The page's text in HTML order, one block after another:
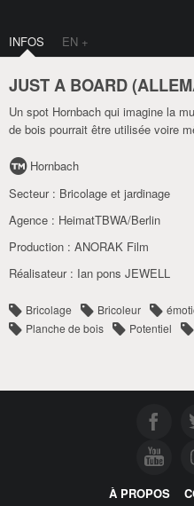
INFOS EN +
JUST A BOARD (
Un spot Hornbach qui imagine la
de bois pourrait être utilisée voire
Hornbach
Secteur : Bricolage et jardinage
Agence : HeimatTBWA/Berlin
Production : ANORAK Film
Réalisateur : Ian pons JEWELL
Bricolage Bricoleur
Planche de bois
Potentiel
À PROPOS